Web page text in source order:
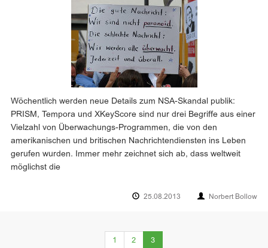
Wöchentlich werden neue Details zum NSA-Skandal publik:
PRISM, Tempora und XKeyScore sind nur drei Begriffe aus einer
Vielzahl von Überwachungs-Programmen, die von den
amerikanischen und britischen Nachrichtendiensten ins Leben
gerufen wurden. Immer mehr zeichnet sich ab, dass weltweit
möglichst die
25.08.2013 Norbert Bollow
1 2 3(current)